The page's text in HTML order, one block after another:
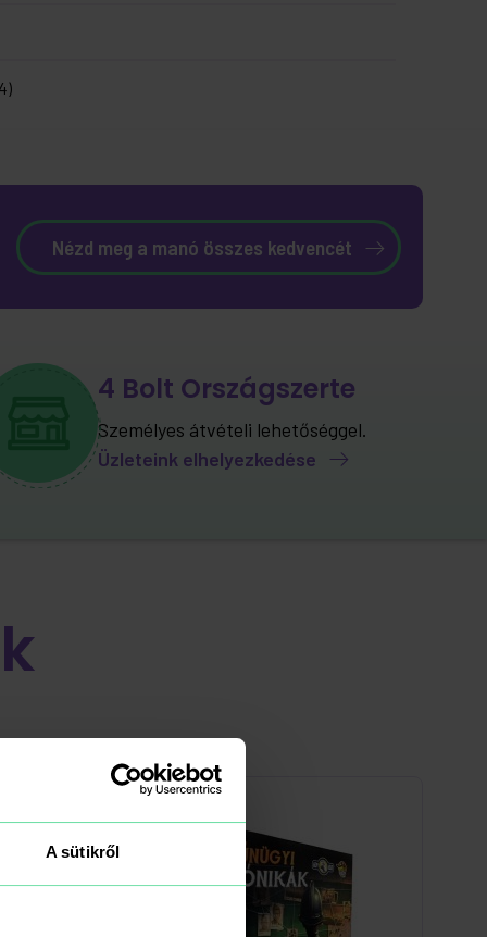
A sütikről
Nézd meg a manó összes kedvencét
4 Bolt Országszerte
Személyes átvételi lehetőséggel.
Üzleteink elhelyezkedése